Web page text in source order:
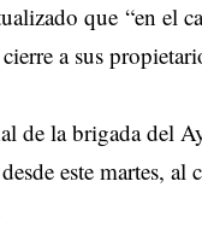
que “en el
a sus
de la brigada del
este martes, al